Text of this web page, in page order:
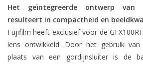
Het geïntegreerde ontwerp van
resulteert in compactheid en
Fujifilm heeft exclusief voor de
lens ontwikkeld. Door het gebruik van
plaats van een gordijnsluiter is de